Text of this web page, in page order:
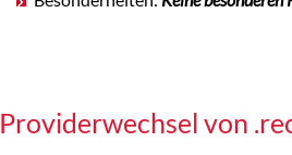
Providerwechsel von